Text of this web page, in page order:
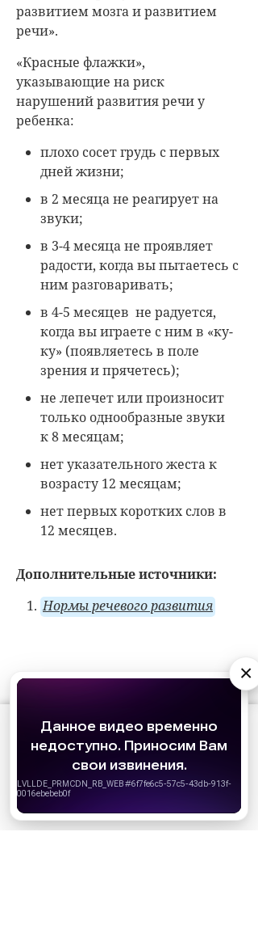
АО «Издательство СЕМЬ ДНЕЙ»использует
для персонализации сервисов и
удобства пользователей. Вы можете
запретить сохранение cookie в настройках
своего браузера.
развитием мозга и развитием
речи».
«Красные флажки»,
указывающие на риск
нарушений развития речи у
ребенка:
плохо сосет грудь с первых
дней жизни;
в 2 месяца не реагирует на
звуки;
в 3-4 месяца не проявляет
радости, когда вы пытаетесь с
ним разговаривать;
в 4-5 месяцев не радуется,
когда вы играете с ним в «ку-
ку» (появляетесь в поле
зрения и прячетесь);
не лепечет или произносит
только однообразные звуки
к 8 месяцам;
нет указательного жеста к
возрасту 12 месяцам;
нет первых коротких слов в
12 месяцев.
Дополнительныеисточники:
Нормы речевого развития
СОБЫТИЯ НА ВИДЕО
×